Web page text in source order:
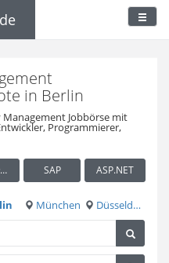
in Berlin
Management Jobbörse mit
Programmierer,
Hardware / Embedded SAP ASP.NET
München Düsseldorf